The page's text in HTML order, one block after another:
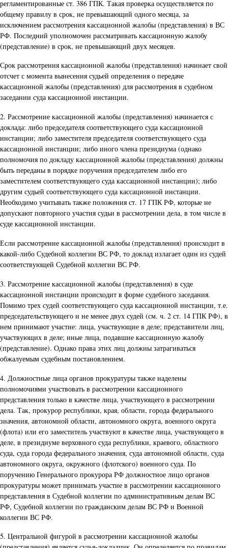
регламентированные ст. 386 ГПК. Такая проверка осуществляется по
общему правилу в срок, не превышающий одного месяца, за
исключением рассмотрения кассационной жалобы (представления) в ВС
РФ. Последний уполномочен рассматривать кассационную жалобу
(представление) в срок, не превышающий двух месяцев.
Срок рассмотрения кассационной жалобы (представления) начинает свой
отсчет с момента вынесения судьей определения о передаче
кассационной жалобы (представления) для рассмотрения в судебном
заседании суда кассационной инстанции.
2. Рассмотрение кассационной жалобы (представления) начинается с
доклада: либо председателя соответствующего суда кассационной
инстанции; либо заместителя председателя соответствующего суда
кассационной инстанции; либо иного члена президиума (однако
полномочия по докладу кассационной жалобы (представления) должны
быть переданы в порядке поручения председателем либо его
заместителем соответствующего суда кассационной инстанции); либо
другим судьей соответствующего суда кассационной инстанции.
Необходимо учитывать также положения ст. 17 ГПК РФ, которые не
допускают повторного участия судьи в рассмотрении дела, в том числе в
суде кассационной инстанции.
Если рассмотрение кассационной жалобы (представления) происходит в
какой-либо Судебной коллегии ВС РФ, то доклад излагает один из судей
соответствующей Судебной коллегии ВС РФ.
3. Рассмотрение кассационной жалобы (представления) в суде
кассационной инстанции происходит в форме судебного заседания.
Помимо трех судей соответствующего суда кассационной инстанции, т.е.
председательствующего и не менее двух судей (см. ч. 2 ст. 14 ГПК РФ), в
нем принимают участие: лица, участвующие в деле; представители лиц,
участвующих в деле; иные лица, подавшие кассационную жалобу
(представление). Однако права этих лиц должны затрагиваться
обжалуемым судебным постановлением.
4. Должностные лица органов прокуратуры также наделены
полномочиями участвовать в рассмотрении кассационного
представления только в качестве лица, участвующего в рассмотрении
дела. Так, прокурор республики, края, области, города федерального
значения, автономной области, автономного округа, военного округа
(флота) или его заместитель участвуют в качестве лица, участвующего в
деле, в президиуме верховного суда республики, краевого, областного
суда, суда города федерального значения, суда автономной области, суда
автономного округа, окружного (флотского) военного суда. По
поручению Генерального прокурора РФ должностное лицо органов
прокуратуры может принимать участие в рассмотрении кассационного
представления в Судебной коллегии по административным делам ВС
РФ, Судебной коллегии по гражданским делам ВС РФ и Военной
коллегии ВС РФ.
5. Центральной фигурой в рассмотрении кассационной жалобы